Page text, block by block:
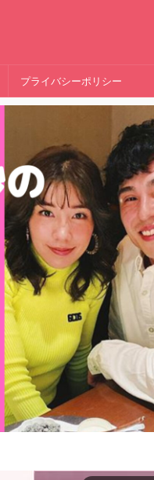
プライバシーポリシー